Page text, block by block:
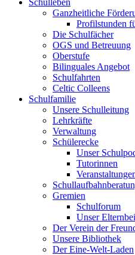
Schulleben
Ganzheitliche
Profilstunden
Die Schulfächer
OGS und Betreuung
Oberstufe
Bilinguales Angebot
Schulfahrten
Celtic Colleens
Schulfamilie
Unsere Schulleitung
Lehrkräfte
Verwaltung
Schülerecke
Unser
Tutorinnen
Gremien
Schulforum
Unser
Der Verein der
Unsere Bibliothek
Der Eine-Welt-Laden